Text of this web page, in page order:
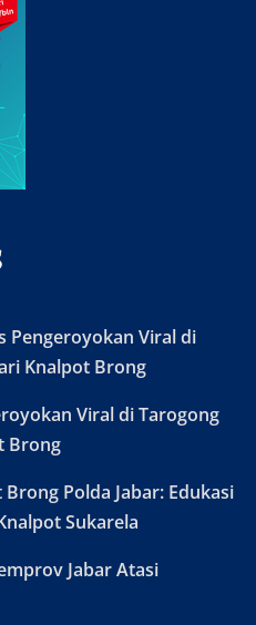
Pengeroyokan Viral di
Knalpot Brong
Viral di Tarogong
Brong
Polda Jabar: Edukasi
Sukarela
Jabar Atasi